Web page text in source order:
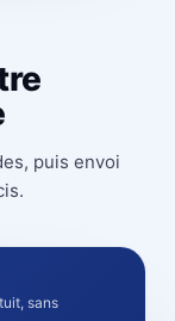
puis envoi
sans